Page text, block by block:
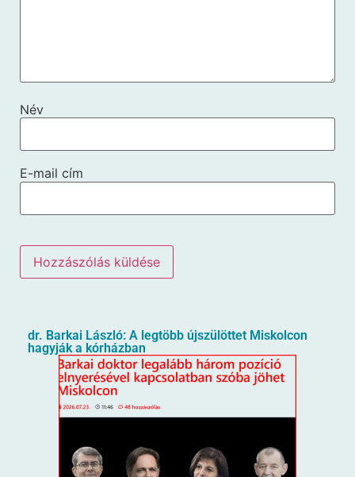
Név
E-mail cím
dr. Barkai László: A legtöbb újszülöttet Miskolcon
hagyják a kórházban